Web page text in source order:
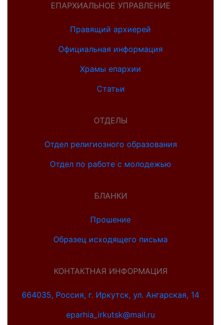
ЕПАРХИАЛЬНОЕ УПРАВЛЕНИЕ
Правящий архиерей
Официальная информация
Храмы епархии
Статьи
ОТДЕЛЫ
Отдел религиозного образования
Отдел по работе с молодежью
БЛАНКИ
Прошение
Образец исходящего письма
КОНТАКТНАЯ ИНФОРМАЦИЯ
664035, Россия, г. Иркутск, ул. Ангарская, 14
eparhia_irkutsk@mail.ru